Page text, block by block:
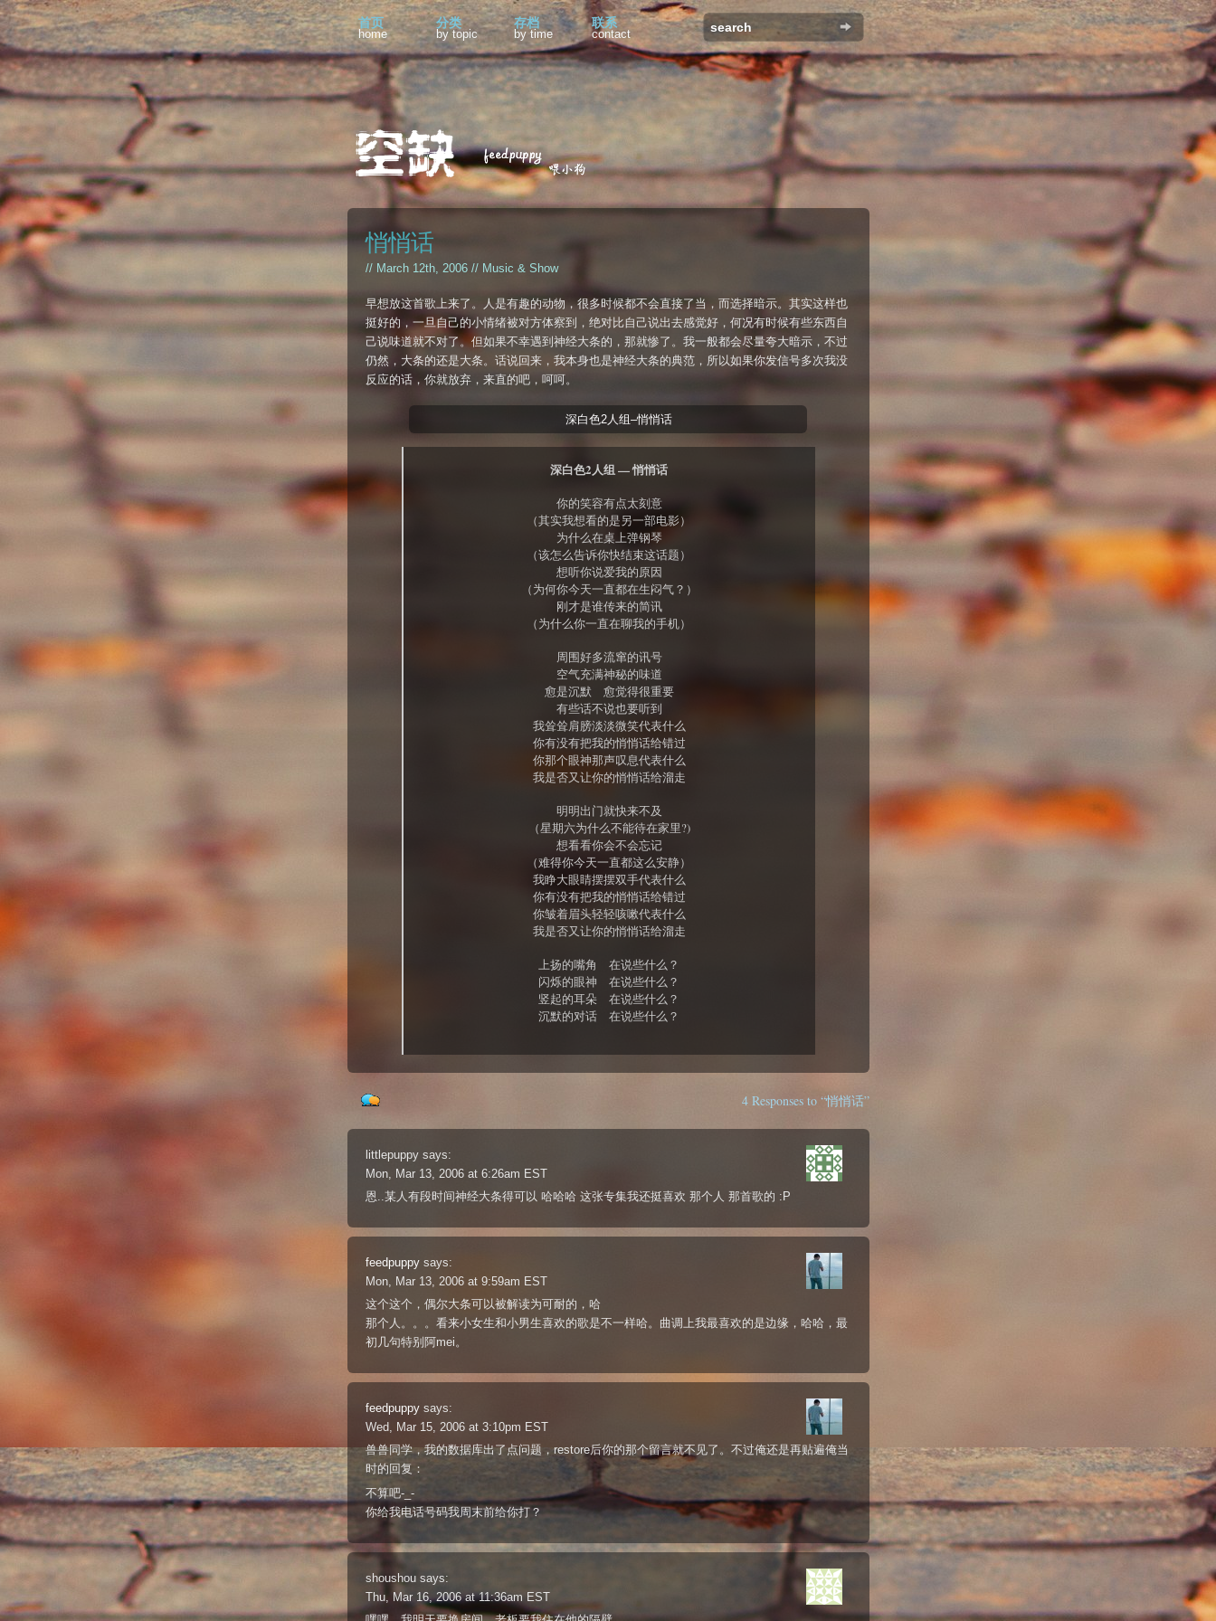
首页
home
分类
by topic
存档
by time
联系
contact
悄悄话
// March 12th, 2006 // Music & Show
早想放这首歌上来了。人是有趣的动物，很多时候都不会直接了当，而选择暗示。其实这样也
挺好的，一旦自己的小情绪被对方体察到，绝对比自己说出去感觉好，何况有时候有些东西自
己说味道就不对了。但如果不幸遇到神经大条的，那就惨了。我一般都会尽量夸大暗示，不过
仍然，大条的还是大条。话说回来，我本身也是神经大条的典范，所以如果你发信号多次我没
反应的话，你就放弃，来直的吧，呵呵。
深白色2人组–悄悄话
深白色2人组 — 悄悄话
你的笑容有点太刻意
（其实我想看的是另一部电影）
为什么在桌上弹钢琴
（该怎么告诉你快结束这话题）
想听你说爱我的原因
（为何你今天一直都在生闷气？）
刚才是谁传来的简讯
（为什么你一直在聊我的手机）
周围好多流窜的讯号
空气充满神秘的味道
愈是沉默 愈觉得很重要
有些话不说也要听到
我耸耸肩膀淡淡微笑代表什么
你有没有把我的悄悄话给错过
你那个眼神那声叹息代表什么
我是否又让你的悄悄话给溜走
明明出门就快来不及
（星期六为什么不能待在家里?)
想看看你会不会忘记
（难得你今天一直都这么安静）
我睁大眼睛摆摆双手代表什么
你有没有把我的悄悄话给错过
你皱着眉头轻轻咳嗽代表什么
我是否又让你的悄悄话给溜走
上扬的嘴角 在说些什么？
闪烁的眼神 在说些什么？
竖起的耳朵 在说些什么？
沉默的对话 在说些什么？
4 Responses to “悄悄话”
littlepuppy says:
Mon, Mar 13, 2006 at 6:26am EST
恩..某人有段时间神经大条得可以 哈哈哈 这张专集我还挺喜欢 那个人 那首歌的 :P
feedpuppy says:
Mon, Mar 13, 2006 at 9:59am EST
这个这个，偶尔大条可以被解读为可耐的，哈
那个人。。。看来小女生和小男生喜欢的歌是不一样哈。曲调上我最喜欢的是边缘，哈哈，最
初几句特别阿mei。
feedpuppy says:
Wed, Mar 15, 2006 at 3:10pm EST
兽兽同学，我的数据库出了点问题，restore后你的那个留言就不见了。不过俺还是再贴遍俺当
时的回复：
不算吧-_-
你给我电话号码我周末前给你打？
shoushou says:
Thu, Mar 16, 2006 at 11:36am EST